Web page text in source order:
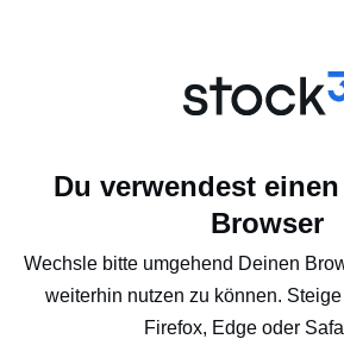
Du verwendest
Browser
Wechsle bitte umgehend Deinen
weiterhin nutzen zu können.
Firefox, Edge oder